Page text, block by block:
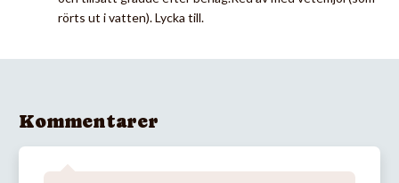
rörts ut i vatten). Lycka till.
Kommentarer